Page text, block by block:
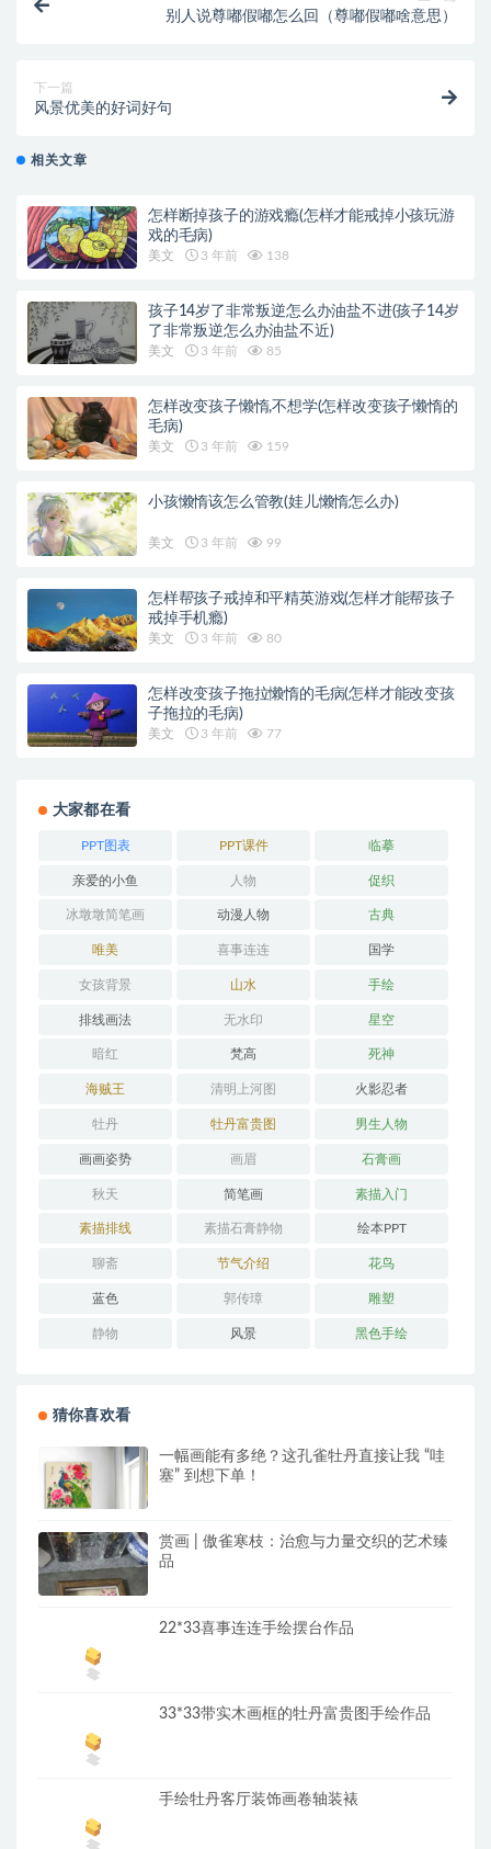
别人说尊嘟假嘟怎么回（尊嘟假嘟啥意思）
下一篇
风景优美的好词好句
相关文章
怎样断掉孩子的游戏瘾(怎样才能戒掉小孩玩游
戏的毛病)
美文 3 年前 138
孩子14岁了非常叛逆怎么办油盐不进(孩子14岁
了非常叛逆怎么办油盐不近)
美文 3 年前 85
怎样改变孩子懒惰,不想学(怎样改变孩子懒惰的
毛病)
美文 3 年前 159
小孩懒惰该怎么管教(娃儿懒惰怎么办)
美文 3 年前 99
怎样帮孩子戒掉和平精英游戏(怎样才能帮孩子
戒掉手机瘾)
美文 3 年前 80
怎样改变孩子拖拉懒惰的毛病(怎样才能改变孩
子拖拉的毛病)
美文 3 年前 77
大家都在看
PPT图表 PPT课件 临摹
亲爱的小鱼 人物 促织
冰墩墩简笔画 动漫人物 古典
唯美 喜事连连 国学
女孩背景 山水 手绘
排线画法 无水印 星空
暗红 梵高 死神
海贼王 清明上河图 火影忍者
牡丹 牡丹富贵图 男生人物
画画姿势 画眉 石膏画
秋天 简笔画 素描入门
素描排线 素描石膏静物 绘本PPT
聊斋 节气介绍 花鸟
蓝色 郭传璋 雕塑
静物 风景 黑色手绘
猜你喜欢看
一幅画能有多绝？这孔雀牡丹直接让我 “哇
塞” 到想下单！
赏画 | 傲雀寒枝：治愈与力量交织的艺术臻
品
22*33喜事连连手绘摆台作品
33*33带实木画框的牡丹富贵图手绘作品
手绘牡丹客厅装饰画卷轴装裱